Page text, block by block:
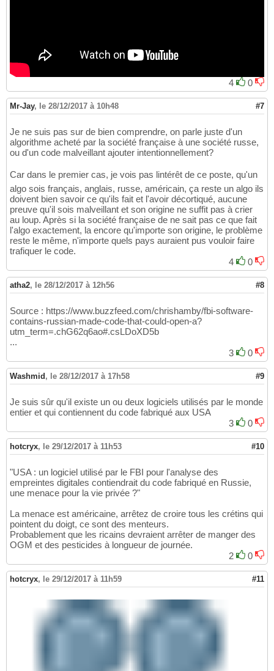
4 0
Mr-Jay, le 28/12/2017 à 10h48 #7
Je ne suis pas sur de bien comprendre, on parle juste d'un
algorithme acheté par la société française à une société russe,
ou d'un code malveillant ajouter intentionnellement?
Car dans le premier cas, je vois pas lintérêt de ce poste, qu'un
algo sois français, anglais, russe, américain, ça reste un algo ils
doivent bien savoir ce qu'ils fait et l'avoir décortiqué, aucune
preuve qu'il sois malveillant et son origine ne suffit pas à crier
au loup. Après si la société française de ne sait pas ce que fait
l'algo exactement, la encore qu'importe son origine, le problème
reste le même, n'importe quels pays auraient pus vouloir faire
trafiquer le code.
4
0
atha2, le 28/12/2017 à 12h56 #8
Source : https://www.buzzfeed.com/chrishamby/fbi-software-
contains-russian-made-code-that-could-open-a?
utm_term=.chG62q6ao#.csLDoXD5b
...
3
0
Washmid , le 28/12/2017 à 17h58 #9
Je suis sûr qu'il existe un ou deux logiciels utilisés par le monde
entier et qui contiennent du code fabriqué aux USA
3
0
hotcryx, le 29/12/2017 à 11h53 #10
"USA : un logiciel utilisé par le FBI pour l'analyse des
empreintes digitales contiendrait du code fabriqué en Russie,
une menace pour la vie privée ?"
La menace est américaine, arrêtez de croire tous les crétins qui
pointent du doigt, ce sont des menteurs.
Probablement que les ricains devraient arrêter de manger des
OGM et des pesticides à longueur de journée.
2
0
hotcryx, le 29/12/2017 à 11h59 #11